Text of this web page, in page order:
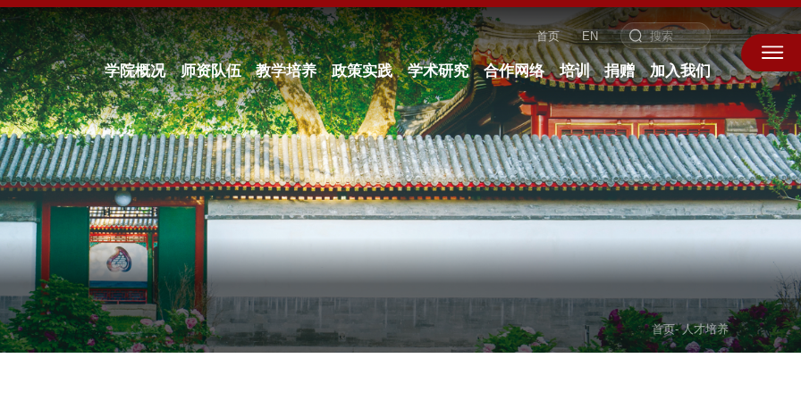
首页 EN
学院概况 师资队伍 教学培养 政策实践 学术研究 合作网络 培训 捐赠 加入我们
首页- 人才培养